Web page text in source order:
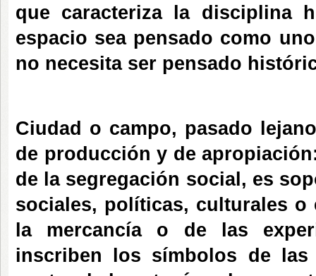
que caracteriza la disciplina
espacio sea pensado como
no necesita ser pensado
Ciudad o campo, pasado
de producción y de
de la segregación social, es
sociales, políticas, culturales
la mercancía o de las
inscriben los símbolos de